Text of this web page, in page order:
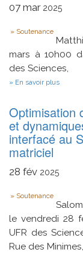
véhicule
un
07 mar2025
Type
Soutenance
mars à 10h00
des Sciences,
En savoir plus
pour
un
de
point
relais
Optimisation
et
interfacé au
matriciel
28 fév 2025
Type
Soutenance
le vendredi 28
UFR des
Rue des